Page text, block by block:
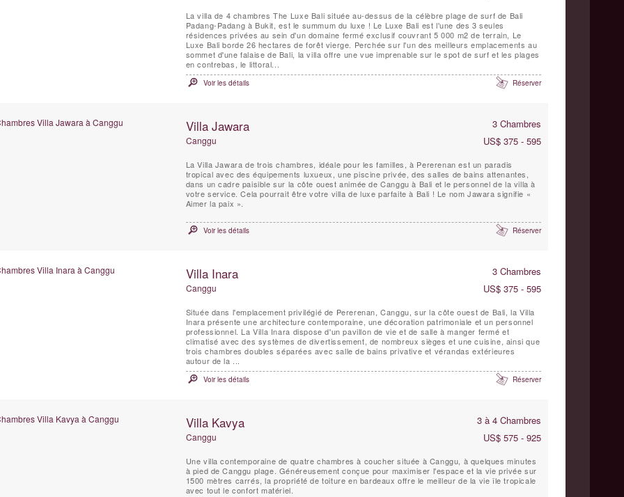
La villa de 4 chambres The Luxe Bali située au-dessus de la célèbre plage de surf de Bali
Padang-Padang à Bukit, est le summum du luxe ! Le Luxe Bali est l'une des 3 seules
résidences privées au sein d'un domaine fermé exclusif couvrant 5 000 m2 de terrain, Le
Luxe Bali borde 26 hectares de forêt vierge. Perchée sur l'un des meilleurs emplacements au
sommet d'une falaise de Bali, la villa offre une vue imprenable sur le spot de surf et les plages
en contrebas, le littoral...
Voir les détails Réserver
Villa Jawara 3 Chambres
Canggu US$ 375 - 595
La Villa Jawara de trois chambres, idéale pour les familles, à Pererenan est un paradis
tropical avec des équipements luxueux, une piscine privée, des salles de bains attenantes,
dans un cadre paisible sur la côte ouest animée de Canggu à Bali et le personnel de la villa à
votre service. Cela pourrait être votre villa de luxe parfaite à Bali ! Le nom Jawara signifie «
Aimer la paix ».
Voir les détails Réserver
Villa Inara 3 Chambres
Canggu US$ 375 - 595
Située dans l'emplacement privilégié de Pererenan, Canggu, sur la côte ouest de Bali, la Villa
Inara présente une architecture contemporaine, une décoration patrimoniale et un personnel
professionnel. La Villa Inara dispose d'un pavillon de vie et de salle à manger fermé et
climatisé avec des systèmes de divertissement, de nombreux sièges et une cuisine, ainsi que
trois chambres doubles séparées avec salle de bains privative et vérandas extérieures
autour de la ...
Voir les détails Réserver
Villa Kavya 3 à 4 Chambres
Canggu US$ 575 - 925
Une villa contemporaine de quatre chambres à coucher située à Canggu, à quelques minutes
à pied de Canggu plage. Généreusement conçue pour maximiser l'espace et la vie privée sur
1500 mètres carrés, la propriété de toiture en bardeaux offre le meilleur de la vie île tropicale
avec tout le confort matériel.